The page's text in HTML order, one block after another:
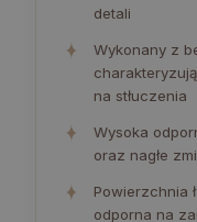
detali
✦
Wykonany z
na stłuczenia
✦
Wysoka
oraz nagłe
✦
Powierzchnia
odporna na